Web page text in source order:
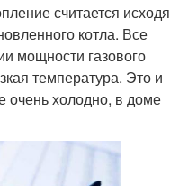
считается исходя
котла. Все
мощности газового
температура. Это и
очень холодно, в доме